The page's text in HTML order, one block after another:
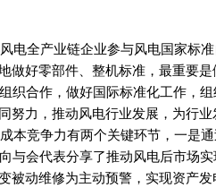
全产业链企业参与风电国家标
好零部件、整机标准，最重要
合作，做好国际标准化工作，
力，推动风电行业发展，为行业
竞争力有两个关键环节，一是
会代表分享了推动风电后市场
动维修为主动预警，实现资产